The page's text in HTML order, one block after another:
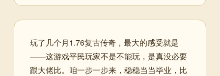
玩了几个月1.76复古传奇，最大的感受就是
——这游戏平民玩家不是不能玩，是真没必要
跟大佬比。咱一步一步来，稳稳当当毕业，比